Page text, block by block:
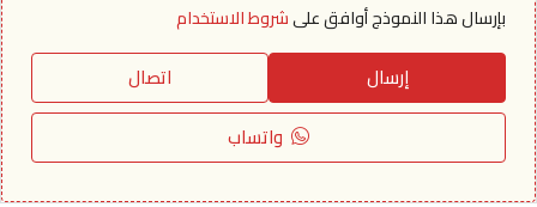
بإرسال هذا النموذج أوافق علىشروط الاستخدام
إرسال
اتصال
واتساب